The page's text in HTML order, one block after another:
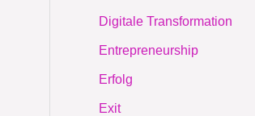
Digitale Transformation
Entrepreneurship
Erfolg
Exit